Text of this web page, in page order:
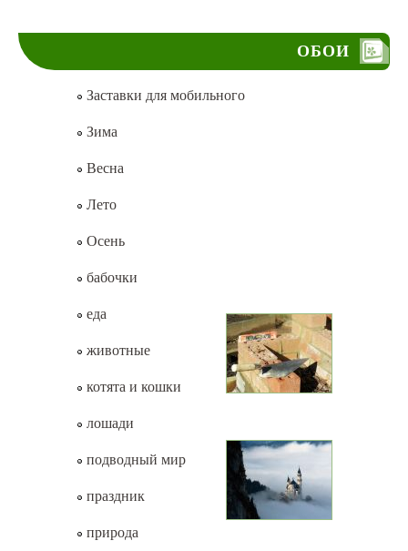
ОБОИ
Заставки для мобильного
Зима
Весна
Лето
Осень
бабочки
еда
животные
котята и кошки
лошади
подводный мир
праздник
природа